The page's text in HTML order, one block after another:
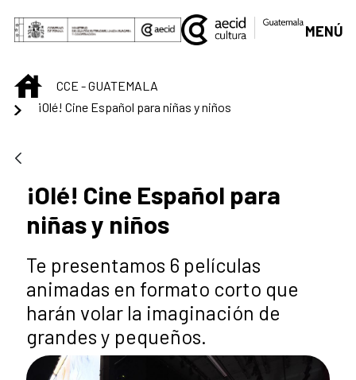
Saltar al contenido principal
MENÚ
INICIOCCE - GUATEMALA
¡Olé! Cine Español para niñas y niños
¡Olé! Cine Español para
niñas y niños
Te presentamos 6 películas
animadas en formato corto que
harán volar la imaginación de
grandes y pequeños.